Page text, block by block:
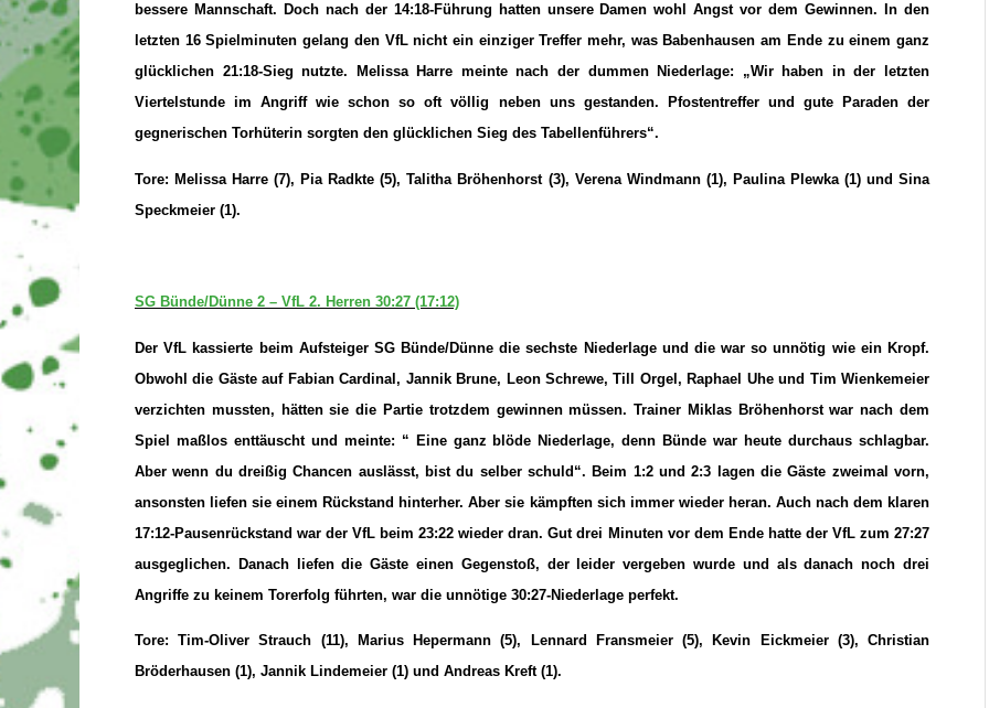
bessere Mannschaft. Doch nach der 14:18-Führung hatten unsere Damen wohl Angst vor dem Gewinnen. In den
letzten 16 Spielminuten gelang den VfL nicht ein einziger Treffer mehr, was Babenhausen am Ende zu einem ganz
glücklichen 21:18-Sieg nutzte. Melissa Harre meinte nach der dummen Niederlage: „Wir haben in der letzten
Viertelstunde im Angriff wie schon so oft völlig neben uns gestanden. Pfostentreffer und gute Paraden der
gegnerischen Torhüterin sorgten den glücklichen Sieg des Tabellenführers“.
Tore: Melissa Harre (7), Pia Radkte (5), Talitha Bröhenhorst (3), Verena Windmann (1), Paulina Plewka (1) und Sina
Speckmeier (1).
SG Bünde/Dünne 2 – VfL 2. Herren 30:27 (17:12)
Der VfL kassierte beim Aufsteiger SG Bünde/Dünne die sechste Niederlage und die war so unnötig wie ein Kropf.
Obwohl die Gäste auf Fabian Cardinal, Jannik Brune, Leon Schrewe, Till Orgel, Raphael Uhe und Tim Wienkemeier
verzichten mussten, hätten sie die Partie trotzdem gewinnen müssen. Trainer Miklas Bröhenhorst war nach dem
Spiel maßlos enttäuscht und meinte: “ Eine ganz blöde Niederlage, denn Bünde war heute durchaus schlagbar.
Aber wenn du dreißig Chancen auslässt, bist du selber schuld“. Beim 1:2 und 2:3 lagen die Gäste zweimal vorn,
ansonsten liefen sie einem Rückstand hinterher. Aber sie kämpften sich immer wieder heran. Auch nach dem klaren
17:12-Pausenrückstand war der VfL beim 23:22 wieder dran. Gut drei Minuten vor dem Ende hatte der VfL zum 27:27
ausgeglichen. Danach liefen die Gäste einen Gegenstoß, der leider vergeben wurde und als danach noch drei
Angriffe zu keinem Torerfolg führten, war die unnötige 30:27-Niederlage perfekt.
Tore: Tim-Oliver Strauch (11), Marius Hepermann (5), Lennard Fransmeier (5), Kevin Eickmeier (3), Christian
Bröderhausen (1), Jannik Lindemeier (1) und Andreas Kreft (1).